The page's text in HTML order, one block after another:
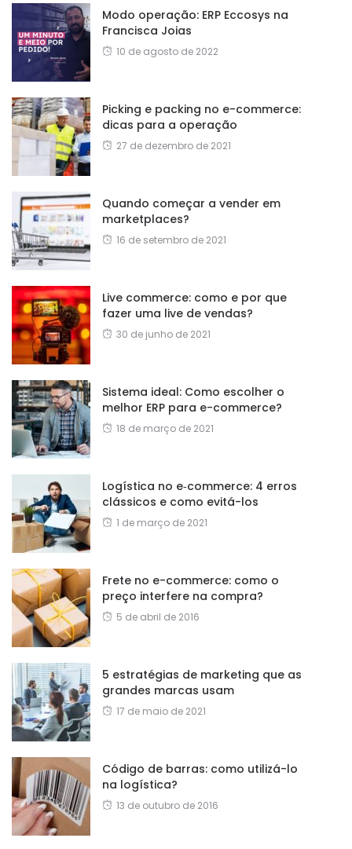
Modo operação: ERP Eccosys na
Francisca Joias
10 de agosto de 2022
Picking e packing no e-commerce:
dicas para a operação
27 de dezembro de 2021
Quando começar a vender em
marketplaces?
16 de setembro de 2021
Live commerce: como e por que
fazer uma live de vendas?
30 de junho de 2021
Sistema ideal: Como escolher o
melhor ERP para e-commerce?
18 de março de 2021
Logística no e‑commerce: 4 erros
clássicos e como evitá-los
1 de março de 2021
Frete no e-commerce: como o
preço interfere na compra?
5 de abril de 2016
5 estratégias de marketing que as
grandes marcas usam
17 de maio de 2021
Código de barras: como utilizá-lo
na logística?
13 de outubro de 2016